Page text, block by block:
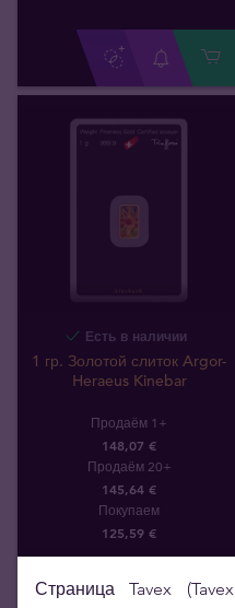
Есть в наличии
1 гр. Золотой слиток Argor-
Heraeus Kinebar
Продаём 1+
148,07 €
Продаём 20+
145,64 €
Покупаем
125,59 €
Страница Tavex